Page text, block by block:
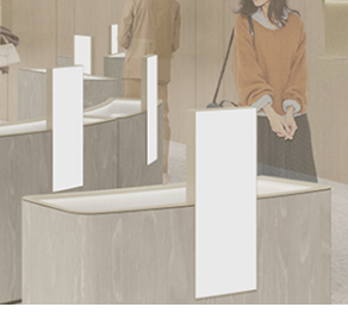
ウェア リネン
すべての商品から探す